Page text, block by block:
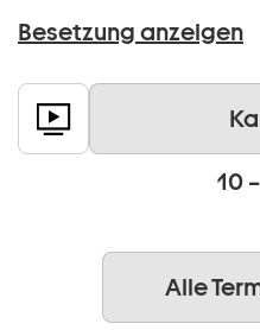
Besetzung anzeigen
10
Alle